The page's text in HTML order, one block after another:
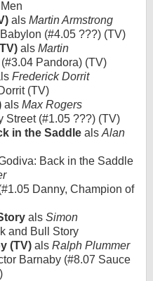
als Martin Armstrong
(#4.05 ???) (TV)
als Martin
Pandora) (TV)
Frederick Dorrit
(TV)
als Max Rogers
Street (#1.05 ???) (TV)
in the Saddle als Alan
Back in the Saddle
Danny, Champion of
als Simon
and Bull Story
(TV) als Ralph Plummer
Barnaby (#8.07 Sauce